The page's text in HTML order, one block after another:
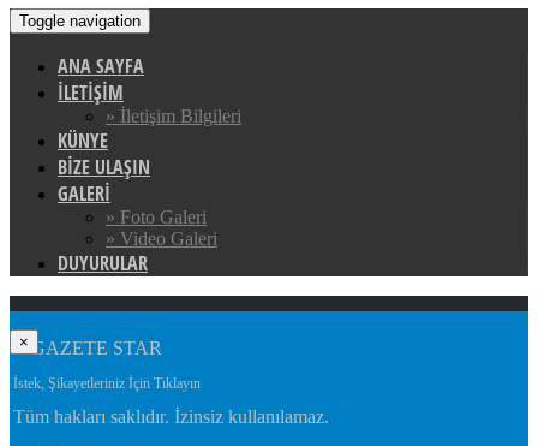
Toggle navigation
ANA SAYFA
İLETİŞİM
» İletişim Bilgileri
KÜNYE
BİZE ULAŞIN
GALERİ
» Foto Galeri
» Video Galeri
DUYURULAR
İstek, Şikayetleriniz İçin Tıklayın
Tüm hakları saklıdır. İzinsiz kullanılamaz.
×